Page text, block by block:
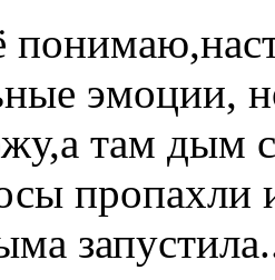
эмоции,
там дым
пропахли